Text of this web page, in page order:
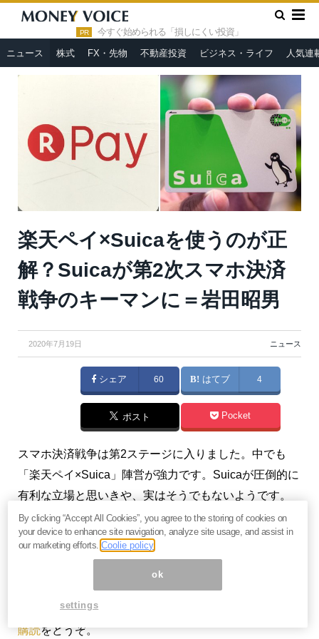
PR 今すぐ始められる「損しにくい投資」
ニュース 株式 FX・先物 不動産投資 ビジネス・ライフ 人気連
HOME » ニュース »
楽天ペイ×Suicaを使うのが正解？Suicaが
第2次スマホ決済戦争のキーマンに＝岩田昭男
楽天ペイ×Suicaを使うのが正
解？Suicaが第2次スマホ決済
戦争のキーマンに＝岩田昭男
2020年7月19日 ニュース
シェア 60 はてブ 4
ポスト Pocket
スマホ決済戦争は第2ステージに入りました。中でも
「楽天ペイ×Suica」陣営が強力です。Suicaが圧倒的に
有利な立場と思いきや、実はそうでもないようです。
Suicaにも意外な弱みがあったのです。（『達人岩田昭
男のクレジットカード駆け込み道場』岩田昭男）
達人岩田昭男のクレジットカード駆け
』好評配信中！ご興味を持たれた方はぜひこ
の機会にバックナンバー含め
購読をどうぞ。
By clicking “Accept All Cookies”, you agree to the storing of cookies on
your device to enhance site navigation, analyze site usage, and assist in
our marketing efforts.Coolie policy
ok
settings